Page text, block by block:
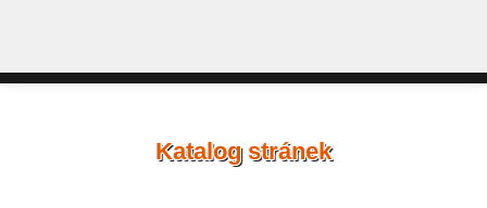
Katalog stránek